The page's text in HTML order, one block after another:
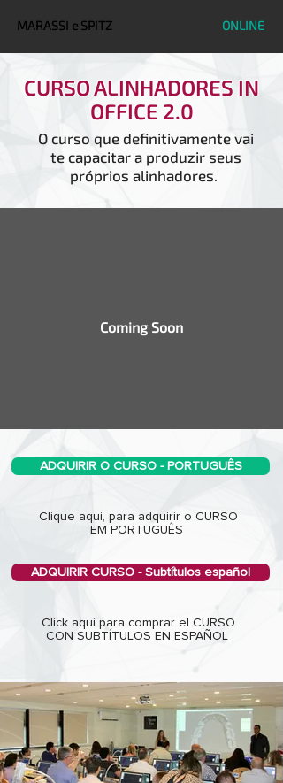
MARASSI e SPITZ ONLINE
CURSO ALINHADORES IN
OFFICE 2.0
O curso que definitivamente vai
te capacitar a produzir seus
próprios alinhadores.
Coming Soon
ADQUIRIR O CURSO - PORTUGUÊS
Clique aqui, para adquirir o CURSO
EM PORTUGUÊS
ADQUIRIR CURSO - Subtítulos español
Click aquí para comprar el CURSO
CON SUBTÍTULOS EN ESPAÑOL